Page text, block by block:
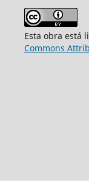
Esta obra está
Commons